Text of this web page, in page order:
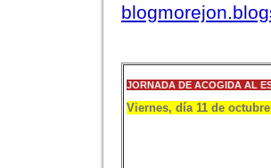
JORNADA DE ACOGIDA AL
Viernes, día 11 de